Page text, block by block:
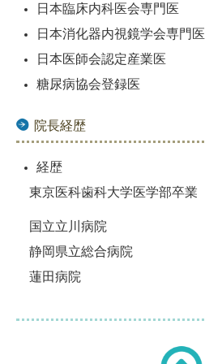
日本臨床内科医会専門医
日本消化器内視鏡学会専門医
日本医師会認定産業医
糖尿病協会登録医
院長経歴
経歴
東京医科歯科大学医学部卒業
国立立川病院
静岡県立総合病院
蓮田病院